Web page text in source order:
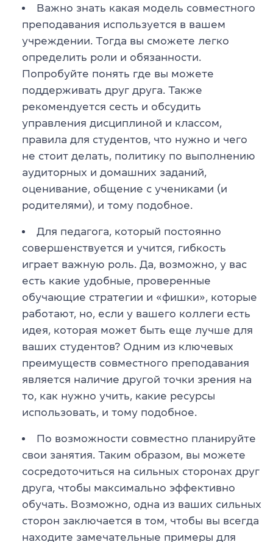
Важно знать какая модель совместного
преподавания используется в вашем
учреждении. Тогда вы сможете легко
определить роли и обязанности.
Попробуйте понять где вы можете
поддерживать друг друга. Также
рекомендуется сесть и обсудить
управления дисциплиной и классом,
правила для студентов, что нужно и чего
не стоит делать, политику по выполнению
аудиторных и домашних заданий,
оценивание, общение с учениками (и
родителями), и тому подобное.
Для педагога, который постоянно
совершенствуется и учится, гибкость
играет важную роль. Да, возможно, у вас
есть какие удобные, проверенные
обучающие стратегии и «фишки», которые
работают, но, если у вашего коллеги есть
идея, которая может быть еще лучше для
ваших студентов? Одним из ключевых
преимуществ совместного преподавания
является наличие другой точки зрения на
то, как нужно учить, какие ресурсы
использовать, и тому подобное.
По возможности совместно планируйте
свои занятия. Таким образом, вы можете
сосредоточиться на сильных сторонах друг
друга, чтобы максимально эффективно
обучать. Возможно, одна из ваших сильных
сторон заключается в том, чтобы вы всегда
находите замечательные примеры для